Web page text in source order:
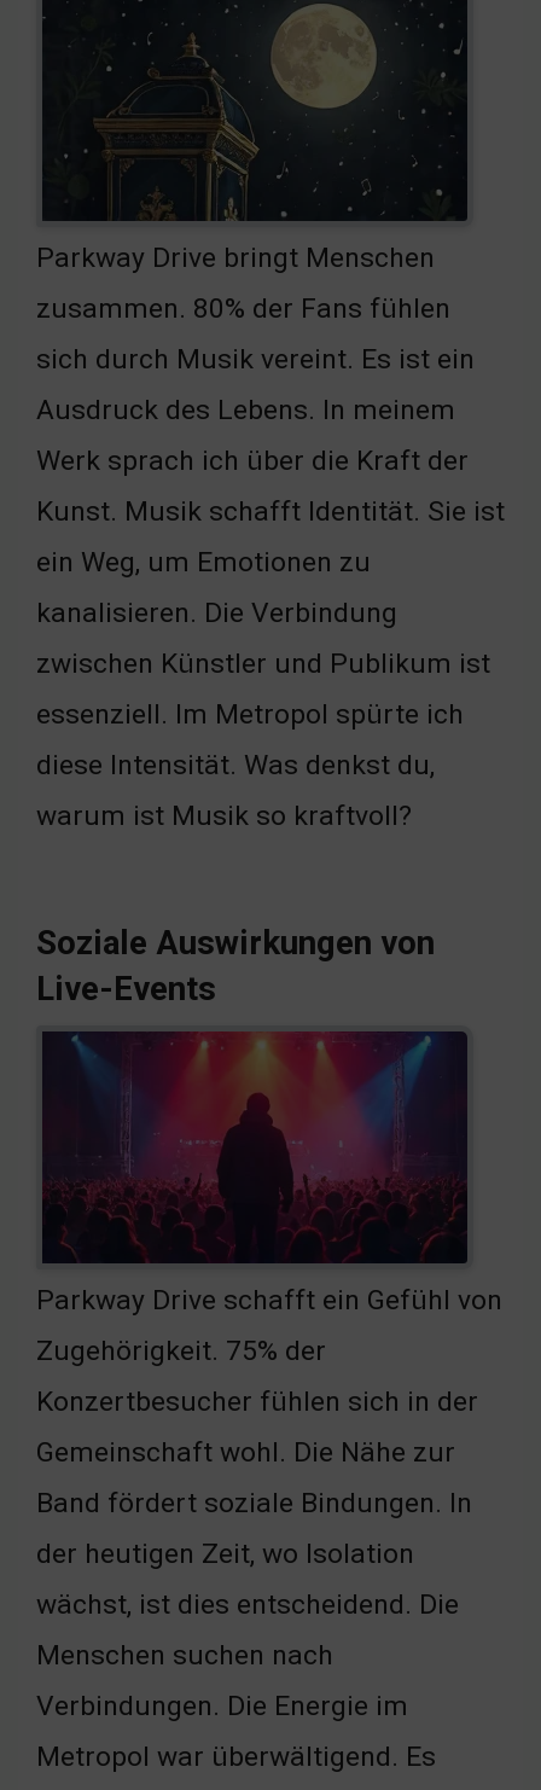
Parkway Drive bringt Menschen
zusammen. 80% der Fans fühlen
sich durch Musik vereint. Es ist ein
Ausdruck des Lebens. In meinem
Werk sprach ich über die Kraft der
Kunst. Musik schafft Identität. Sie ist
ein Weg, um Emotionen zu
kanalisieren. Die Verbindung
zwischen Künstler und Publikum ist
essenziell. Im Metropol spürte ich
diese Intensität. Was denkst du,
warum ist Musik so kraftvoll?
Soziale Auswirkungen von
Live-Events
Parkway Drive schafft ein Gefühl von
Zugehörigkeit. 75% der
Konzertbesucher fühlen sich in der
Gemeinschaft wohl. Die Nähe zur
Band fördert soziale Bindungen. In
der heutigen Zeit, wo Isolation
wächst, ist dies entscheidend. Die
Menschen suchen nach
Verbindungen. Die Energie im
Metropol war überwältigend. Es